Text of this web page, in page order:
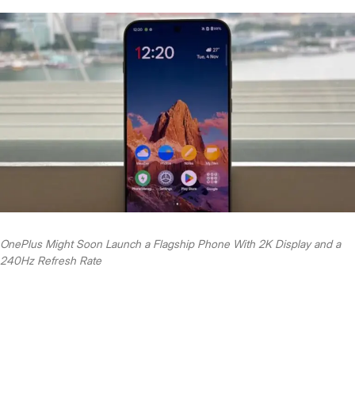
OnePlus Might Soon Launch a Flagship Phone With 2K Display and a
240Hz Refresh Rate